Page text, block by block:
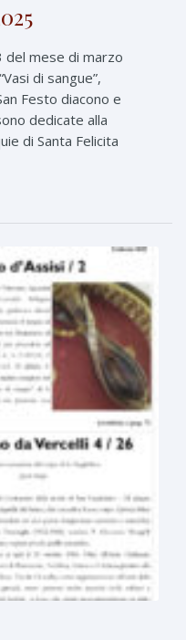
del mese di marzo
di sangue”,
Festo diacono e
dedicate alla
di Santa Felicita